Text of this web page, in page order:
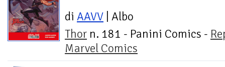
di AAVV | Albo
Thor n. 181 - Panini Comics -
Marvel Comics